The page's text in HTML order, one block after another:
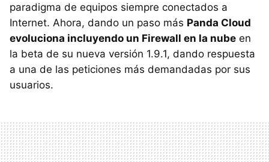
paradigma de equipos siempre conectados a
Internet. Ahora, dando un paso más Panda Cloud
evoluciona incluyendo un Firewall en la nube en
la beta de su nueva versión 1.9.1, dando respuesta
a una de las peticiones más demandadas por sus
usuarios.